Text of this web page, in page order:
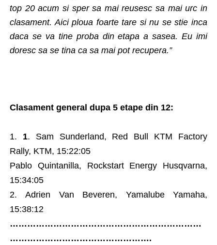
top 20 acum si sper sa mai reusesc sa mai urc in
clasament. Aici ploua foarte tare si nu se stie inca
daca se va tine proba din etapa a sasea. Eu imi
doresc sa se tina ca sa mai pot recupera.”
Clasament general dupa 5 etape din 12:
1. Sam Sunderland, Red Bull KTM Factory
Rally, KTM, 15:22:05
Pablo Quintanilla, Rockstart Energy Husqvarna,
15:34:05
Adrien Van Beveren, Yamalube Yamaha,
15:38:12
…………………………………………………………
………………………………………….